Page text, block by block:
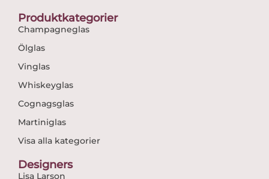
Produktkategorier
Champagneglas
Ölglas
Vinglas
Whiskeyglas
Cognagsglas
Martiniglas
Visa alla kategorier
Designers
Lisa Larson